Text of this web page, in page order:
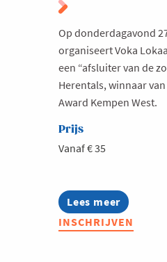
Op donderdagavond
organiseert Voka
een “afsluiter van de
Herentals, winnaar
Award Kempen West.
Prijs
Vanaf € 35
Lees meer
about
West
goes
INSCHRIJVEN